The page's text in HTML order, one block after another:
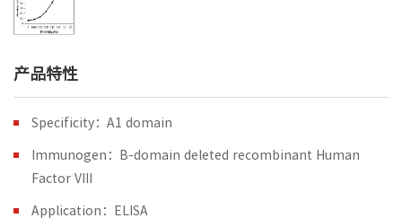
产品特性
Specificity：A1 domain
Immunogen：B-domain deleted recombinant Human
Factor VIII
Application：ELISA